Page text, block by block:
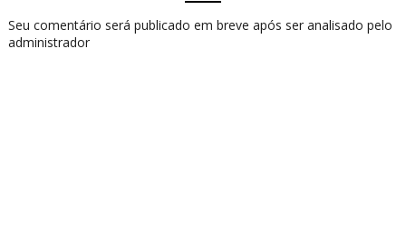
Seu comentário será publicado em breve após ser analisado pelo
administrador